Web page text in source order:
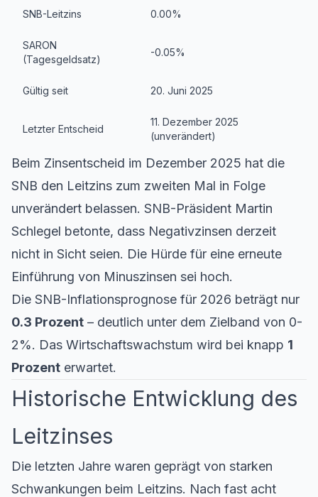
SNB-Leitzins 0.00%
SARON
(Tagesgeldsatz)
-0.05%
Gültig seit 20. Juni 2025
Letzter Entscheid
11. Dezember 2025
(unverändert)
Beim Zinsentscheid im Dezember 2025 hat die
SNB den Leitzins zum zweiten Mal in Folge
unverändert belassen. SNB-Präsident Martin
Schlegel betonte, dass Negativzinsen derzeit
nicht in Sicht seien. Die Hürde für eine erneute
Einführung von Minuszinsen sei hoch.
Die SNB-Inflationsprognose für 2026 beträgt nur
0.3 Prozent – deutlich unter dem Zielband von 0-
2%. Das Wirtschaftswachstum wird bei knapp 1
Prozent erwartet.
Historische Entwicklung des
Leitzinses
Die letzten Jahre waren geprägt von starken
Schwankungen beim Leitzins. Nach fast acht